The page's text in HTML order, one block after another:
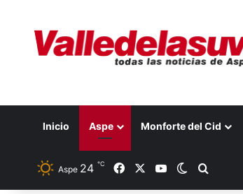
Inicio Aspe Monforte del Cid
Aspe 24 ℃ FacebookYouTubeSwitch skin